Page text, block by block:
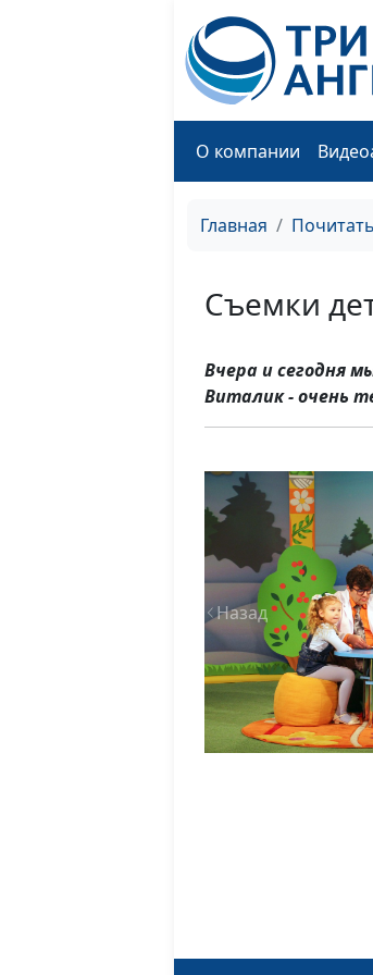
О компании
Главная Почитать
Съемки
Вчера и сегодня
Виталик - очень
Назад